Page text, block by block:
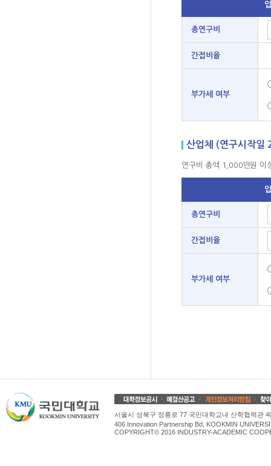
총연구비
간접비율
부가세 여부
산업체 (연구시작
연구비 총액 1,000만원
총연구비
간접비율
부가세 여부
서울시 성북구 정릉로 77 국민대학교내 산학협력관
406 Innovation Partnership Bd, KOOKMIN
COPYRIGHT© 2016 INDUSTRY-ACADEMIC